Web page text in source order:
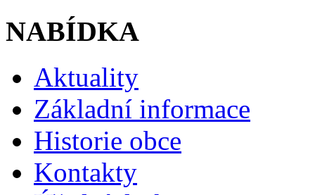
NABÍDKA
Aktuality
Základní informace
Historie obce
Kontakty